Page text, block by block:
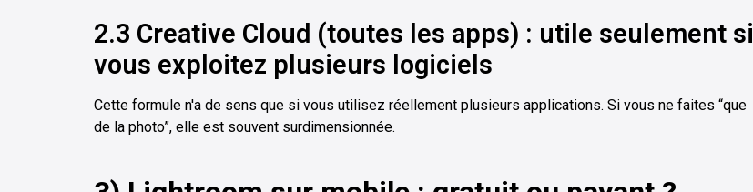
2.3 Creative Cloud (toutes les apps) : utile seulement si
vous exploitez plusieurs logiciels
Cette formule n'a de sens que si vous utilisez réellement plusieurs applications. Si vous ne faites “que
de la photo”, elle est souvent surdimensionnée.